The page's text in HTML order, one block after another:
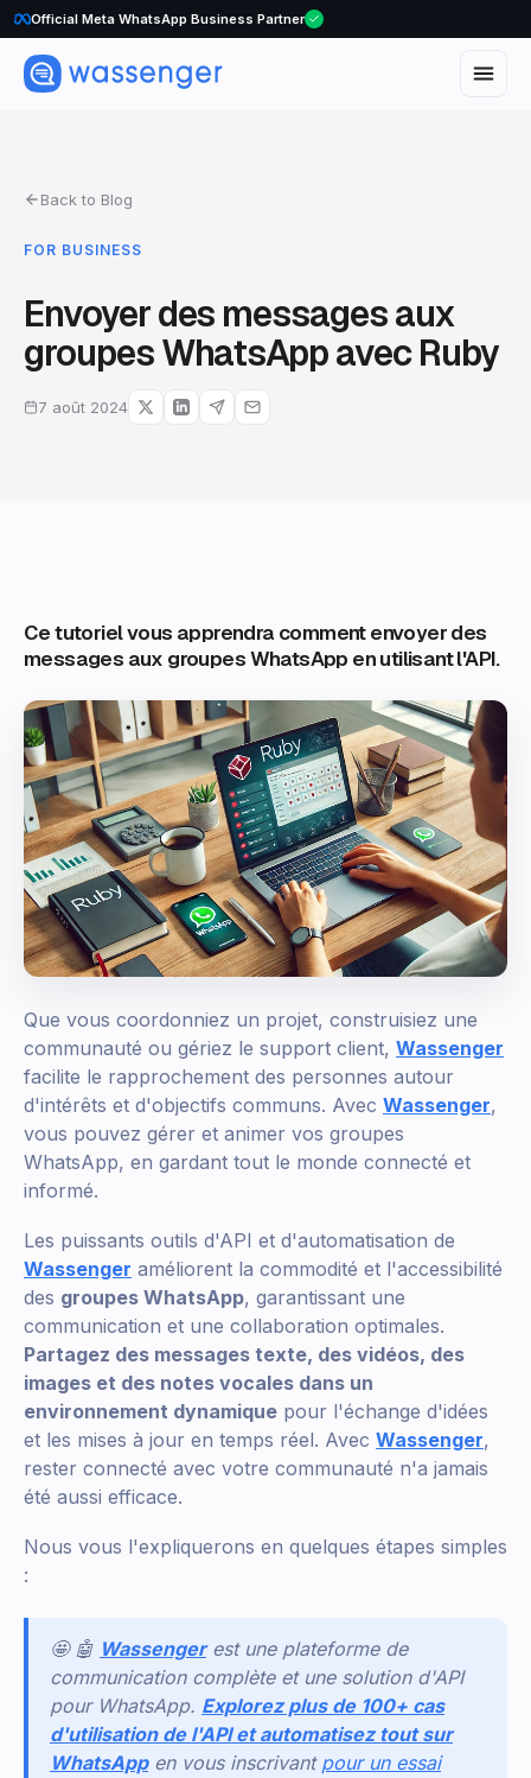
Official Meta WhatsApp Business Partner
Back to Blog
FOR BUSINESS
Envoyer des messages aux
groupes WhatsApp avec Ruby
7 août 2024
Ce tutoriel vous apprendra comment envoyer des
messages aux groupes WhatsApp en utilisant l'API.
Que vous coordonniez un projet, construisiez une
communauté ou gériez le support client, Wassenger
facilite le rapprochement des personnes autour
d'intérêts et d'objectifs communs. Avec Wassenger,
vous pouvez gérer et animer vos groupes
WhatsApp, en gardant tout le monde connecté et
informé.
Les puissants outils d'API et d'automatisation de
Wassenger améliorent la commodité et l'accessibilité
des groupes WhatsApp, garantissant une
communication et une collaboration optimales.
Partagez des messages texte, des vidéos, des
images et des notes vocales dans un
environnement dynamique pour l'échange d'idées
et les mises à jour en temps réel. Avec Wassenger,
rester connecté avec votre communauté n'a jamais
été aussi efficace.
Nous vous l'expliquerons en quelques étapes simples
:
🤩 🤖 Wassenger est une plateforme de
communication complète et une solution d'API
pour WhatsApp. Explorez plus de 100+ cas
d'utilisation de l'API et automatisez tout sur
WhatsApp en vous inscrivant pour un essai